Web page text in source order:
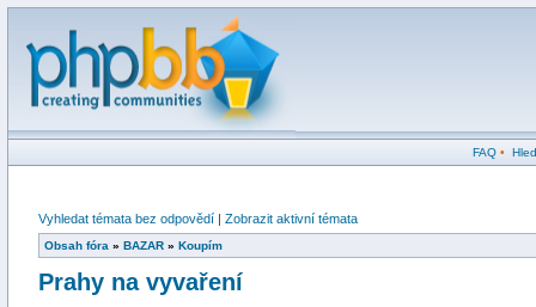
FAQ•
Vyhledat témata bez odpovědí | Zobrazit aktivní témata
Obsah fóra » BAZAR » Koupím
Prahy na vyvaření